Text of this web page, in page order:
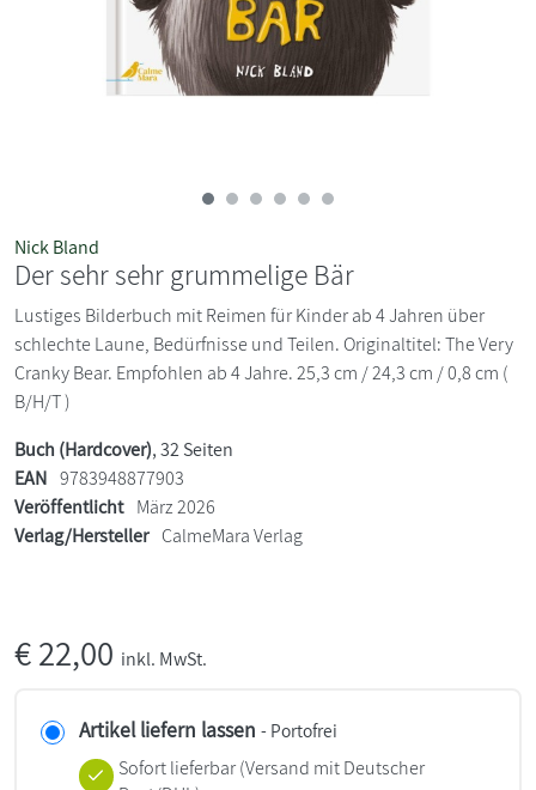
Nick Bland
Der sehr sehr grummelige Bär
Lustiges Bilderbuch mit Reimen für Kinder ab 4 Jahren über
schlechte Laune, Bedürfnisse und Teilen. Originaltitel: The Very
Cranky Bear. Empfohlen ab 4 Jahre. 25,3 cm / 24,3 cm / 0,8 cm (
B/H/T )
Buch (Hardcover), 32 Seiten
EAN 9783948877903
Veröffentlicht März 2026
Verlag/Hersteller CalmeMara Verlag
€22,00 inkl. MwSt.
Artikel liefern lassen - Portofrei
Sofort lieferbar(Versand mit Deutscher